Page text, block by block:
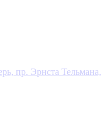
пр. Эрнста Тельмана,